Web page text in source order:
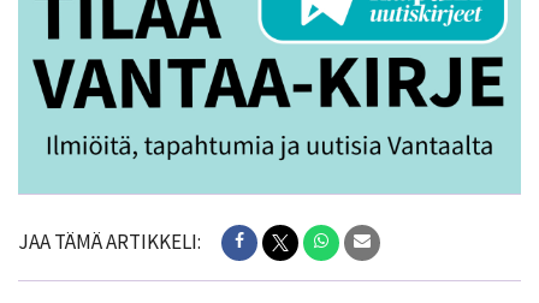
JAA TÄMÄ ARTIKKELI: